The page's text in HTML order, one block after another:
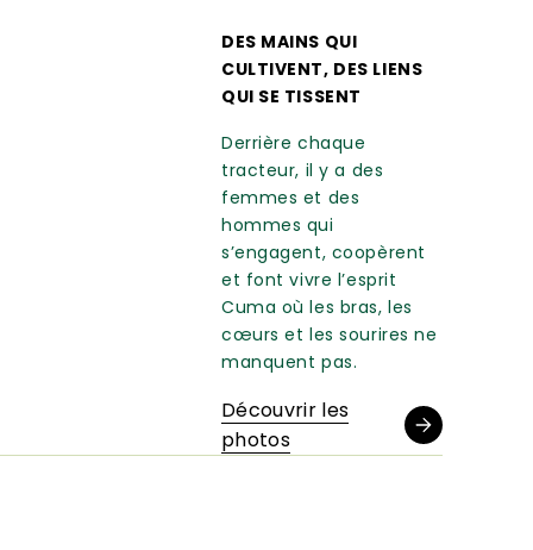
DES MAINS QUI
CULTIVENT, DES LIENS
QUI SE TISSENT
Derrière chaque
tracteur, il y a des
femmes et des
hommes qui
s’engagent, coopèrent
et font vivre l’esprit
Cuma où les bras, les
cœurs et les sourires ne
manquent pas.
Découvrir les
photos